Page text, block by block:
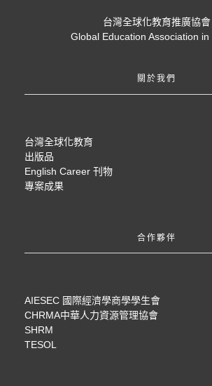
台灣全球化教育推廣協會
Global Education Association in
關於我們
台灣全球化教育
出版品
English Career 刊物
專案成果
合作夥伴
AIESEC 國際經濟學商學學生會
CHRMA中華人力資源管理協會
SHRM
TESOL